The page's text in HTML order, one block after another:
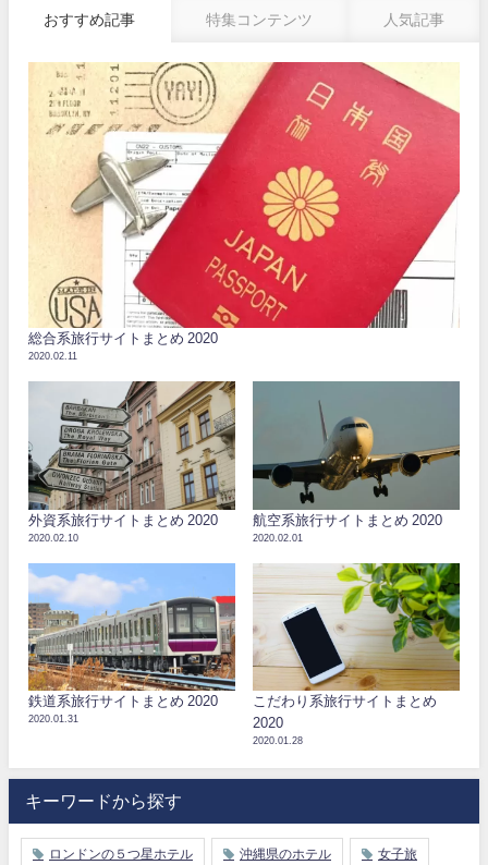
おすすめ記事 特集コンテンツ 人気記事
総合系旅行サイトまとめ 2020
2020.02.11
外資系旅行サイトまとめ 2020
2020.02.10
航空系旅行サイトまとめ 2020
2020.02.01
鉄道系旅行サイトまとめ 2020
2020.01.31
こだわり系旅行サイトまとめ
2020
2020.01.28
キーワードから探す
ロンドンの５つ星ホテル 沖縄県のホテル 女子旅